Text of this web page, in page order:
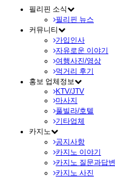
필리핀 소식
필리핀 뉴스
커뮤니티
가입인사
자유로운 이야기
여행사진/영상
먹거리 후기
홍보 업체정보
KTV/JTV
마사지
풀빌라/호텔
기타업체
카지노
공지사항
카지노 이야기
카지노 질문과답변
카지노 사진